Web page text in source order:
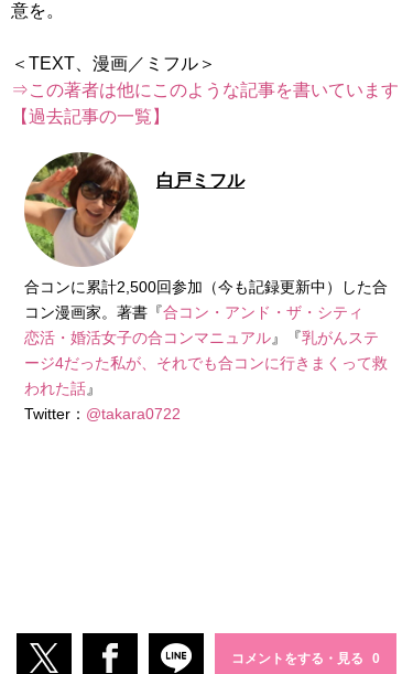
意を。
⇒この著者は他にこのような記事を書いています
【過去記事の一覧】
白戸ミフル
合コンに累計2,500回参加（今も記録更新中）した合
コン漫画家。著書『合コン・アンド・ザ・シティ
恋活・婚活女子の合コンマニュアル』『乳がんステ
ージ4だった私が、それでも合コンに行きまくって救
われた話』
Twitter： @takara0722
コメントをする・見る